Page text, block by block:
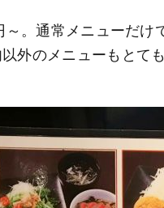
～。通常メニューだ
外のメニューもとて